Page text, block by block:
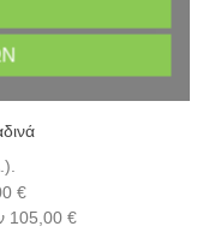
€
105,00 €